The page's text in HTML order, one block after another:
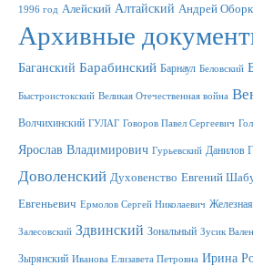
1996 год Алейский Алтайский Андрей
Архивные
Баганский Барабинский Барнаул Беловский
Быстроистокский Великая Отечественная война
Волчихинский ГУЛАГ Говоров Павел Сергеевич
Ярослав Владимирович Гурьевский Данилов
Доволенский Духовенство Евгений
Евгеньевич Ермолов Сергей Николаевич
Залесовский Здвинский Зональный Зусик
Зырянский Иванова Елизавета Петровна Ирина